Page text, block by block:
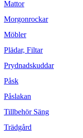
Mattor
Morgonrockar
Möbler
Plädar, Filtar
Prydnadskuddar
Påsk
Påslakan
Tillbehör Säng
Trädgård